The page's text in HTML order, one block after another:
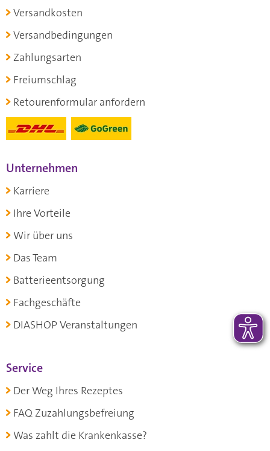
Versandkosten
Versandbedingungen
Zahlungsarten
Freiumschlag
Retourenformular anfordern
Unternehmen
Karriere
Ihre Vorteile
Wir über uns
Das Team
Batterieentsorgung
Fachgeschäfte
DIASHOP Veranstaltungen
Service
Der Weg Ihres Rezeptes
FAQ Zuzahlungsbefreiung
Was zahlt die Krankenkasse?